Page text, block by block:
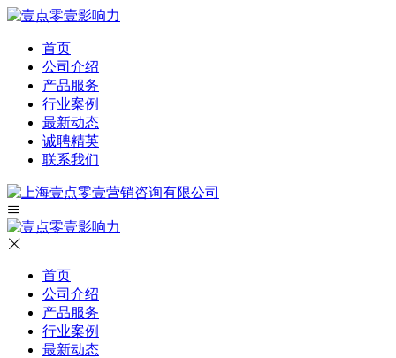
首页
公司介绍
产品服务
行业案例
最新动态
诚聘精英
联系我们
首页
公司介绍
产品服务
行业案例
最新动态